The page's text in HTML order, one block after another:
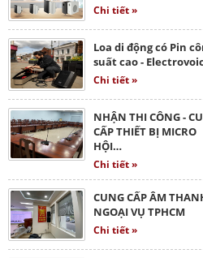
Chi tiết »
Loa di động có Pin
suất cao -
Chi tiết »
NHẬN THI CÔNG -
CẤP THIẾT BỊ MICRO
HỘI…
Chi tiết »
CUNG CẤP ÂM
NGOẠI VỤ TPHCM
Chi tiết »